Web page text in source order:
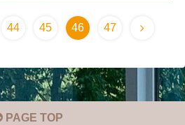
44 45 46 47
PAGE TOP